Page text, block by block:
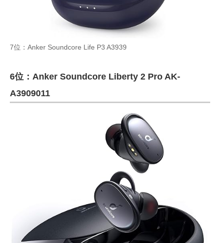
7位：Anker Soundcore Life P3 A3939
6位：Anker Soundcore Liberty 2 Pro AK-
A3909011